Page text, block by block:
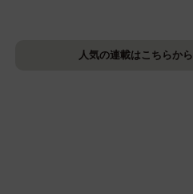
人気の連載はこちらから